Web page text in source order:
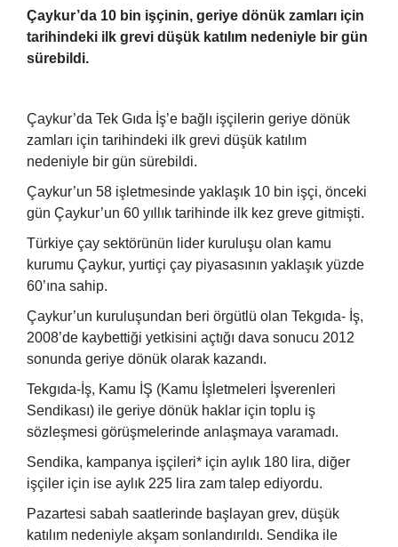
Çaykur’da 10 bin işçinin, geriye dönük zamları için
tarihindeki ilk grevi düşük katılım nedeniyle bir gün
sürebildi.
Çaykur’da Tek Gıda İş’e bağlı işçilerin geriye dönük
zamları için tarihindeki ilk grevi düşük katılım
nedeniyle bir gün sürebildi.
Çaykur’un 58 işletmesinde yaklaşık 10 bin işçi, önceki
gün Çaykur’un 60 yıllık tarihinde ilk kez greve gitmişti.
Türkiye çay sektörünün lider kuruluşu olan kamu
kurumu Çaykur, yurtiçi çay piyasasının yaklaşık yüzde
60’ına sahip.
Çaykur’un kuruluşundan beri örgütlü olan Tekgıda- İş,
2008’de kaybettiği yetkisini açtığı dava sonucu 2012
sonunda geriye dönük olarak kazandı.
Tekgıda-İş, Kamu İŞ (Kamu İşletmeleri İşverenleri
Sendikası) ile geriye dönük haklar için toplu iş
sözleşmesi görüşmelerinde anlaşmaya varamadı.
Sendika, kampanya işçileri* için aylık 180 lira, diğer
işçiler için ise aylık 225 lira zam talep ediyordu.
Pazartesi sabah saatlerinde başlayan grev, düşük
katılım nedeniyle akşam sonlandırıldı. Sendika ile